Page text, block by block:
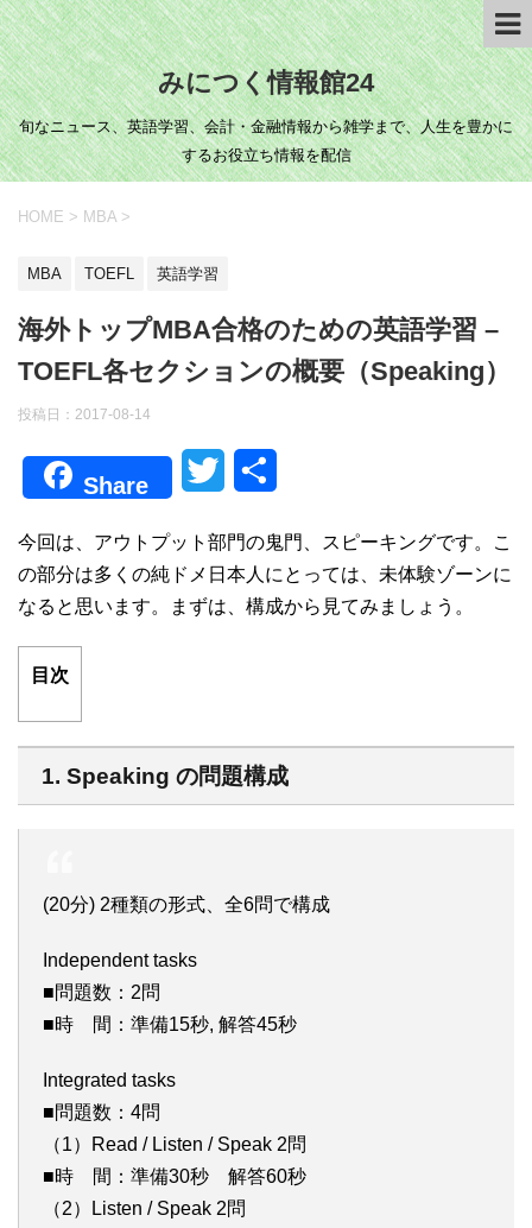
みにつく情報館24
旬なニュース、英語学習、会計・金融情報から雑学まで、人生を豊かに
するお役立ち情報を配信
HOME > MBA >
MBA TOEFL 英語学習
海外トップMBA合格のための英語学習 –
TOEFL各セクションの概要（Speaking）
投稿日： 2017-08-14
Share
i
t
今回は、アウトプット部門の鬼門、スピーキングです。こ
の部分は多くの純ドメ日本人にとっては、未体験ゾーンに
なると思います。まずは、構成から見てみましょう。
目次
1. Speaking の問題構成
(20分) 2種類の形式、全6問で構成
Independent tasks
■問題数：2問
■時 間：準備15秒, 解答45秒
Integrated tasks
■問題数：4問
（1）Read / Listen / Speak 2問
■時 間：準備30秒 解答60秒
（2）Listen / Speak 2問